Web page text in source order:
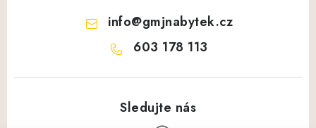
info@gmjnabytek.cz
603 178 113